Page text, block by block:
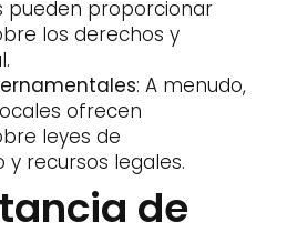
pueden proporcionar
los derechos y
: A menudo,
ofrecen
leyes de
recursos legales.
de